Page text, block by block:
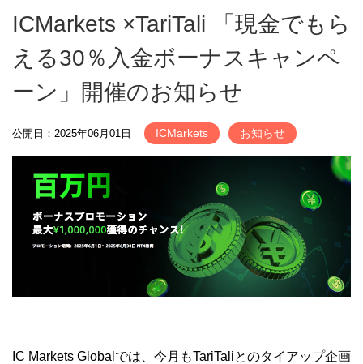
ICMarkets ×TariTali 「現金でもら
える30％入金ボーナスキャンペ
ーン」開催のお知らせ
公開日：2025年06月01日 ICMarkets お知らせ
IC Markets Globalでは、今月もTariTaliとのタイアップ企画